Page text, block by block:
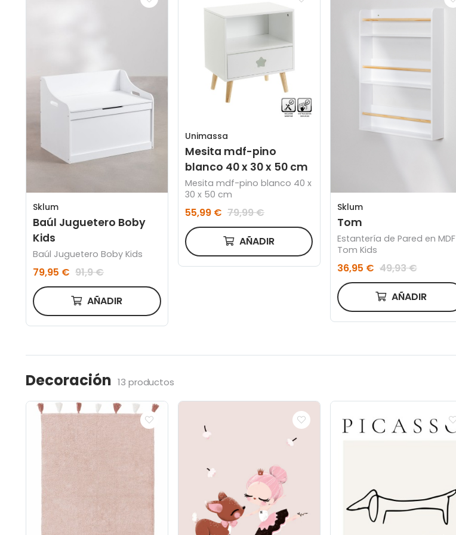
Sklum
Baúl Juguetero Boby
Kids
Baúl Juguetero Boby Kids
79,95 € 91,9 €
AÑADIR
Unimassa
Mesita mdf-pino
blanco 40 x 30 x 50 cm
Mesita mdf-pino blanco 40 x
30 x 50 cm
55,99 € 79,99 €
AÑADIR
Sklum
Tom
Estantería de Pared en MDF
Tom Kids
36,95 € 49,93 €
AÑADIR
Decoración 13 productos